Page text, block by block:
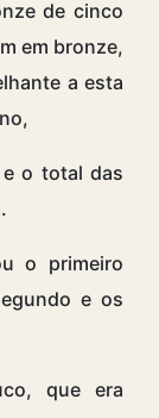
de cinco
em bronze,
a esta
o total das
o primeiro
e os
que era